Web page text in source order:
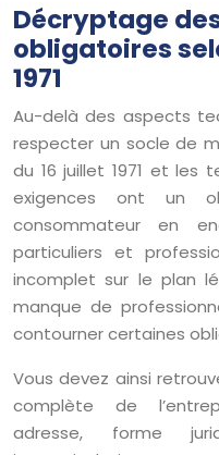
Décryptage
obligatoires
1971
Au-delà des aspects
respecter un socle de
du 16 juillet 1971 et les
exigences ont un
consommateur en
particuliers et
incomplet sur le plan
manque de
contourner certaines
Vous devez ainsi
complète de
adresse, forme